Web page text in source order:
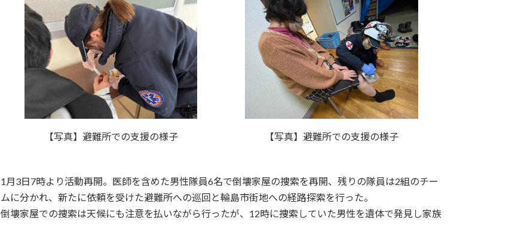
【写真】避難所での支援の様子 【写真】避難所での支援の様子
1月3日7時より活動再開。医師を含めた男性隊員6名で倒壊家屋の捜索を再開、残りの隊員は2組のチー
ムに分かれ、新たに依頼を受けた避難所への巡回と輪島市街地への経路探索を行った。
倒壊家屋での捜索は天候にも注意を払いながら行ったが、12時に捜索していた男性を遺体で発見し家族